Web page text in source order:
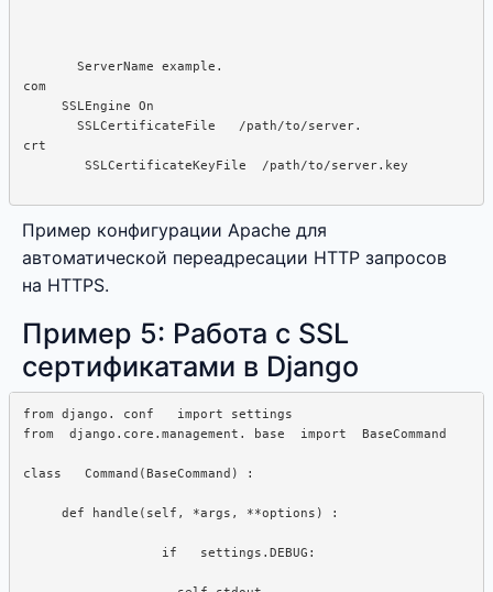
       ServerName example.
com
     SSLEngine On
       SSLCertificateFile   /path/to/server.
crt
Пример конфигурации Apache для
автоматической переадресации HTTP запросов
на HTTPS.
Пример 5: Работа с SSL
сертификатами в Django
from django. conf   import settings
from  django.core.management. base  import  BaseCommand
class   Command(BaseCommand) :
     def handle(self, *args, **options) :
                  if   settings.DEBUG: